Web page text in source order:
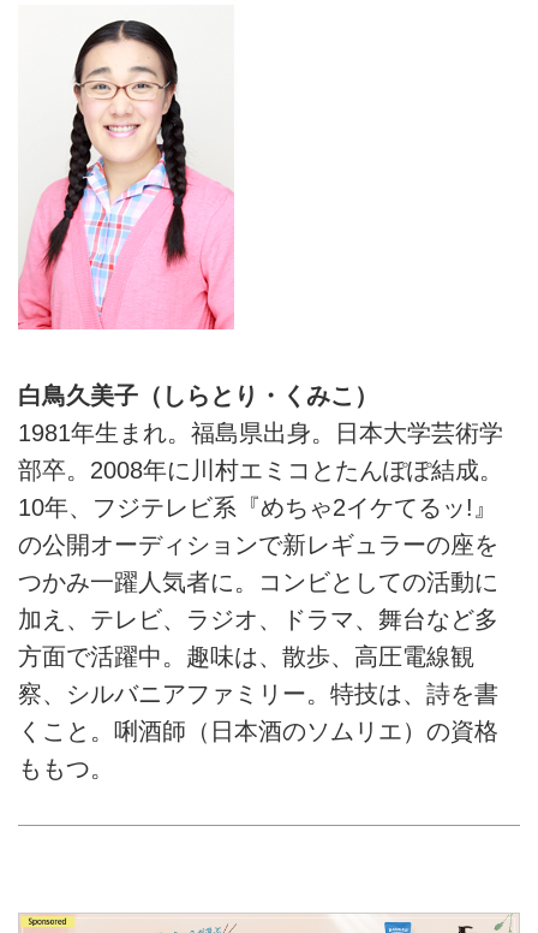
白鳥久美子（しらとり・くみこ）
1981年生まれ。福島県出身。日本大学芸術学
部卒。2008年に川村エミコとたんぽぽ結成。
10年、フジテレビ系『めちゃ2イケてるッ!』
の公開オーディションで新レギュラーの座を
つかみ一躍人気者に。コンビとしての活動に
加え、テレビ、ラジオ、ドラマ、舞台など多
方面で活躍中。趣味は、散歩、高圧電線観
察、シルバニアファミリー。特技は、詩を書
くこと。唎酒師（日本酒のソムリエ）の資格
ももつ。